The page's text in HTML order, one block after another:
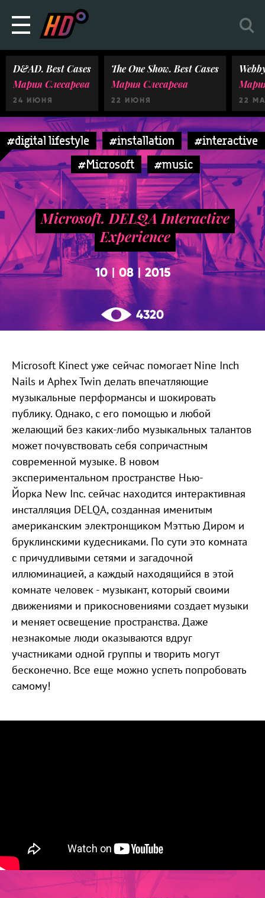
D&AD. Best Cases
Мария Слесарева
24 ИЮНЯ
The One Show. Best Cases
Мария Слесарева
22 ИЮНЯ 22
#digital lifestyle #installation
#interactive
#Microsoft
#music
Microsoft. DELQA Interactive
Experience
10|08 | 2015
4320
Microsoft Kinect уже сейчас помогает Nine Inch
Nails и Aphex Twin делать впечатляющие
музыкальные перформансы и шокировать
публику. Однако, с его помощью и любой
желающий без каких-либо музыкальных талантов
может почувствовать себя сопричастным
современной музыке. В новом
экспериментальном пространстве Нью-
Йорка New Inc. сейчас находится интерактивная
инсталляция DELQA, созданная именитым
американским электронщиком Мэттью Диром и
бруклинскими кудесниками. По сути это комната
с причудливыми сетями и загадочной
иллюминацией, а каждый находящийся в этой
комнате человек - музыкант, который своими
движениями и прикосновениями создает музыки
и меняет освещение пространства. Даже
незнакомые люди оказываются вдруг
участниками одной группы и творить могут
бесконечно. Все еще можно успеть попробовать
самому!